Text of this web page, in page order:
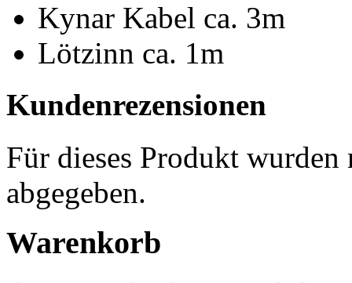
Kynar Kabel ca. 3m
Lötzinn ca. 1m
Kundenrezensionen
Für dieses Produkt
abgegeben.
Warenkorb